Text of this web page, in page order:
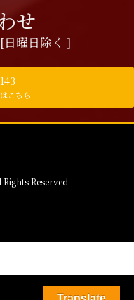
せ
曜日除く ]
こちら
Reserved.